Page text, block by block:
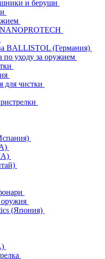
и беруши
BALLISTOL (Германия)
по уходу за оружием
для чистки
оружия
(Япония)